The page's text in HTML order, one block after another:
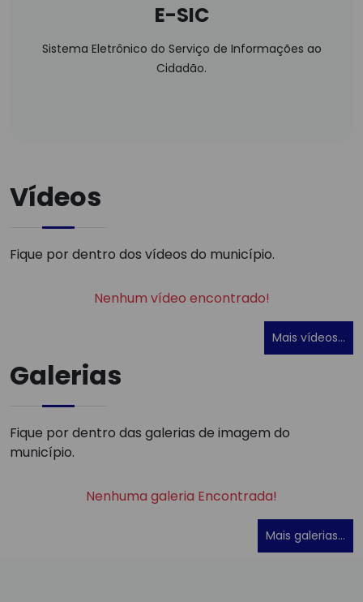
E-SIC
Sistema Eletrônico do Serviço de Informações ao
Cidadão.
Vídeos
Fique por dentro dos vídeos do município.
Nenhum vídeo encontrado!
Mais vídeos...
Galerias
Fique por dentro das galerias de imagem do
município.
Nenhuma galeria Encontrada!
Mais galerias...